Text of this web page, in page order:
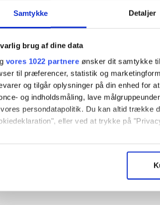
Samtykke Detaljer
brug af dine data
vores 1022 partnere ønsker dit samtykke
til præferencer, statistik og
og tilgår oplysninger på din enhed for
og indholdsmåling, lave
persondatapolitik. Du kan altid trække
eller ved at trykke på
du tillader det, vil vi også gerne:
Identificere din enhed baseret på en
månedsabonnement til
Web som etårsabonnement